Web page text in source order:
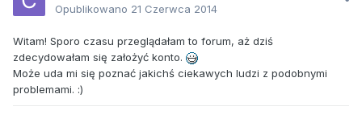
Opublikowano 21 Czerwca 2014
Witam! Sporo czasu przeglądałam to forum, aż dziś
zdecydowałam się założyć konto.
Może uda mi się poznać jakichś ciekawych ludzi z podobnymi
problemami. :)